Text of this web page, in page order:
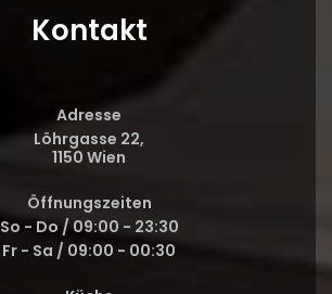
Kontakt
Adresse
Löhrgasse 22,
1150 Wien
Öffnungszeiten
So - Do / 09:00 - 23:30
Fr - Sa / 09:00 - 00:30